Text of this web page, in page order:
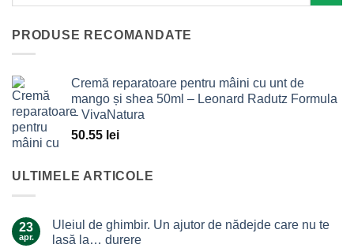
PRODUSE RECOMANDATE
Cremă reparatoare pentru mâini cu unt de
mango și shea 50ml – Leonard Radutz Formula
– VivaNatura
50.55 lei
ULTIMELE ARTICOLE
23
apr.
Uleiul de ghimbir. Un ajutor de nădejde care nu te
lasă la… durere